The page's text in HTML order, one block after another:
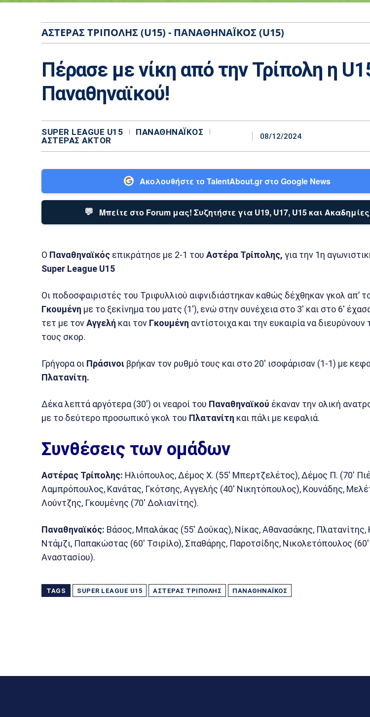
ΑΣΤΈΡΑΣ ΤΡΊΠΟΛΗΣ (U15) - ΠΑΝΑΘΗΝΑΪΚΌΣ (U15)
Πέρασε με νίκη από την Τρίπολη η
Παναθηναϊκού!
SUPER LEAGUE U15
ΠΑΝΑΘΗΝΑΪΚΌΣ
ΑΣΤΈΡΑΣ AKTOR
08/12/2024
Ακολουθήστε το TalentAbout.gr στο Google News
💬 Μπείτε στο Forum μας! Συζητήστε για U19, U17, U15 και Ακαδημίες
Ο Παναθηναϊκός επικράτησε με 2-1 του Αστέρα Τρίπολης, για την 1η
Super League U15
Οι ποδοσφαιριστές του Τριφυλλιού αιφνιδιάστηκαν καθώς δέχθηκαν γκολ απ’
Γκουμένη με το ξεκίνημα του ματς (1′), ενώ στην συνέχεια στο 3′ και στο 6′
τετ με τονΑγγελή και τον Γκουμένη αντίστοιχα και την ευκαιρία να διευρύνουν
τους σκορ.
Γρήγορα οι Πράσινοι βρήκαν τον ρυθμό τους και στο 20′ ισοφάρισαν (1-1) με
Πλατανίτη.
Δέκα λεπτά αργότερα (30′) οι νεαροί του Παναθηναϊκού έκαναν την ολική
με το δεύτερο προσωπικό γκολ του Πλατανίτη και πάλι με κεφαλιά.
Συνθέσεις των ομάδων
Αστέρας Τρίπολης: Ηλιόπουλος, Δέμος Χ. (55′ Μπερτζελέτος), Δέμος Π. (70′
Λαμπρόπουλος, Κανάτας, Γκότσης, Αγγελής (40′ Νικητόπουλος), Κουνάδης,
Λούντζης, Γκουμένης (70′ Δολιανίτης).
Παναθηναϊκός: Βάσος, Μπαλάκας (55′ Δούκας), Νίκας, Αθανασάκης, Πλατανίτης,
Ντάμζι, Παπακώστας (60′ Τσιρίλο), Σπαθάρης, Παροτσίδης, Νικολετόπουλος (60′
Αναστασίου).
TAGS SUPER LEAGUE U15 ΑΣΤΈΡΑΣ ΤΡΊΠΟΛΗΣ ΠΑΝΑΘΗΝΑΪΚΌΣ